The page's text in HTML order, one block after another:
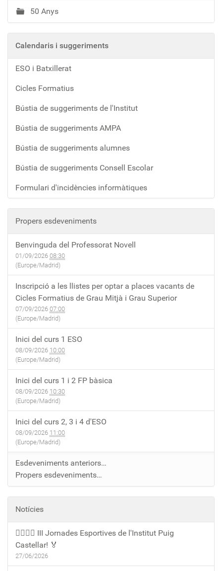
50 Anys
Calendaris i suggeriments
ESO i Batxillerat
Cicles Formatius
Bústia de suggeriments de l'Institut
Bústia de suggeriments AMPA
Bústia de suggeriments alumnes
Bústia de suggeriments Consell Escolar
Formulari d'incidències informàtiques
Propers esdeveniments
Benvinguda del Professorat Novell
01/09/2026 08:30
(Europe/Madrid)
Inscripció a les llistes per optar a places vacants de
Cicles Formatius de Grau Mitjà i Grau Superior
07/09/2026 07:00
(Europe/Madrid)
Inici del curs 1 ESO
08/09/2026 10:00
(Europe/Madrid)
Inici del curs 1 i 2 FP bàsica
08/09/2026 10:30
(Europe/Madrid)
Inici del curs 2, 3 i 4 d'ESO
08/09/2026 11:00
(Europe/Madrid)
Esdeveniments anteriors…
Propers esdeveniments…
Notícies
🏃‍♀️🏃‍♂️ III Jornades Esportives de l'Institut Puig
Castellar! 🏅
27/06/2026